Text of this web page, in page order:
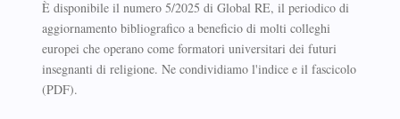
È disponibile il numero 5/2025 di Global RE, il periodico di
aggiornamento bibliografico a beneficio di molti colleghi
europei che operano come formatori universitari dei futuri
insegnanti di religione. Ne condividiamo l'indice e il fascicolo
(PDF).